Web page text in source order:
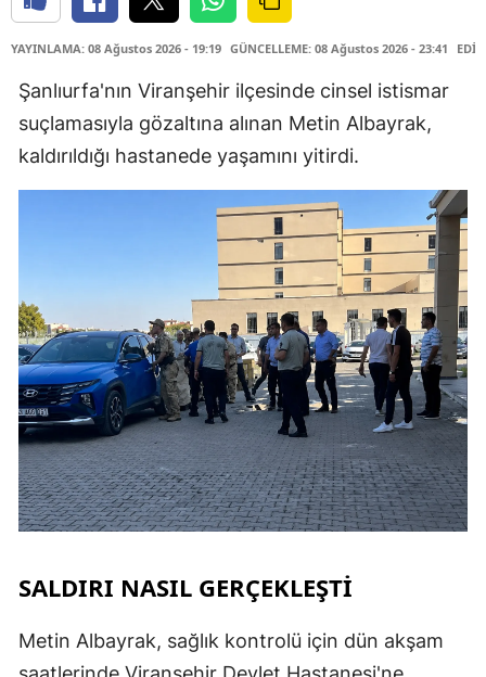
YAYINLAMA: 08 Ağustos 2026 - 19:19 GÜNCELLEME: 08 Ağustos 2026 - 23:41
Şanlıurfa'nın Viranşehir ilçesinde cinsel istismar
suçlamasıyla gözaltına alınan Metin Albayrak,
kaldırıldığı hastanede yaşamını yitirdi.
SALDIRI NASIL GERÇEKLEŞTİ
Metin Albayrak, sağlık kontrolü için dün akşam